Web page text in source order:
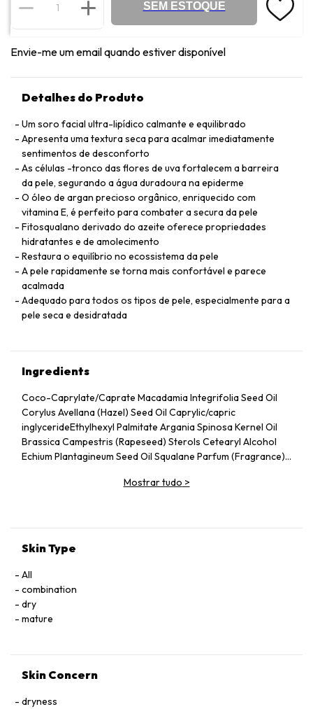
SEM ESTOQUE
Envie-me um email quando estiver disponível
Detalhes do Produto
Um soro facial ultra-lipídico calmante e equilibrado
Apresenta uma textura seca para acalmar imediatamente
sentimentos de desconforto
As células -tronco das flores de uva fortalecem a barreira
da pele, segurando a água duradoura na epiderme
O óleo de argan precioso orgânico, enriquecido com
vitamina E, é perfeito para combater a secura da pele
Fitosqualano derivado do azeite oferece propriedades
hidratantes e de amolecimento
Restaura o equilíbrio no ecossistema da pele
A pele rapidamente se torna mais confortável e parece
acalmada
Adequado para todos os tipos de pele, especialmente para a
pele seca e desidratada
Ingredients
Coco-Caprylate/Caprate Macadamia Integrifolia Seed Oil
Corylus Avellana (Hazel) Seed Oil Caprylic/capric
inglycerideEthylhexyl Palmitate Argania Spinosa Kernel Oil
Brassica Campestris (Rapeseed) Sterols Cetearyl Alcohol
Echium Plantagineum Seed Oil Squalane Parfum (Fragrance)
Helianthus Annuus (Sunflower) Seed Oil Glycine soja
Mostrar tudo >
Skin Type
All
combination
dry
mature
Skin Concern
dryness